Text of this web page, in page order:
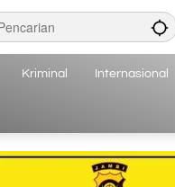
Kriminal Internasional